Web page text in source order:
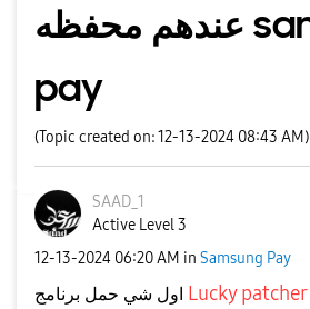
عندهم محفظه samsung
pay
(Topic created on: 12-13-2024 08:43 AM)
SAAD_1
Active Level 3
‎12-13-2024 06:20 AM in Samsung Pay
Lucky patcher